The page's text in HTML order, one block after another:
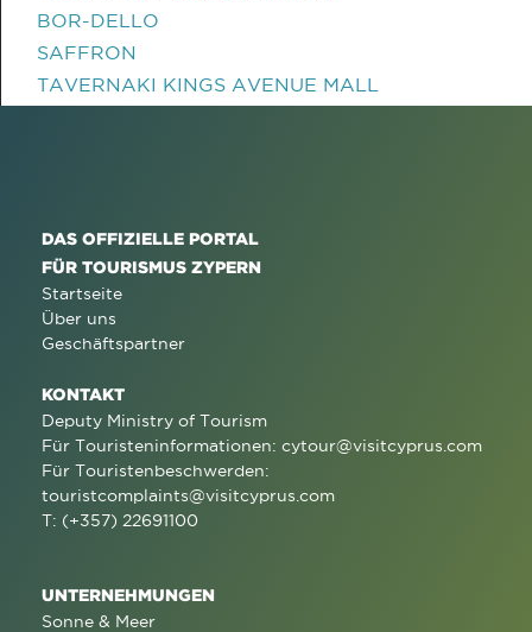
BOR-DELLO
SAFFRON
TAVERNAKI KINGS AVENUE MALL
DAS OFFIZIELLE PORTAL
FÜR TOURISMUS ZYPERN
Startseite
Über uns
Geschäftspartner
KONTAKT
Deputy Ministry of Tourism
Für Touristeninformationen: cytour@visitcyprus.com
Für Touristenbeschwerden:
touristcomplaints@visitcyprus.com
T: (+357) 22691100
UNTERNEHMUNGEN
Sonne & Meer